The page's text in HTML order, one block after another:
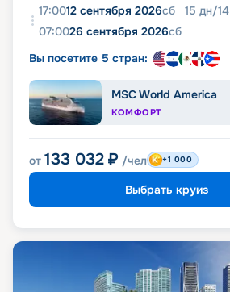
17:0012 сентября 2026сб 15 дн/14
07:0026 сентября 2026сб
Вы посетите 5 стран:
MSC World America
КОМФОРТ
от 133 032 ₽ /чел +1 000
Выбрать круиз